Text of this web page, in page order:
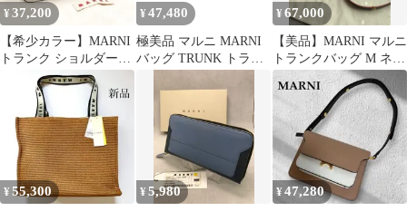
¥37,200
【希少カラー】MARNI
トランク ショルダーバ
ッグ 保存袋 ゴールド金
¥ 47,480
極美品 マルニ MARNI
バッグ TRUNK トラン
¥67,000
【美品】MARNI マルニ
トランクバッグ M ネイ
ビー ブルーTrunk
¥ 55,300 ¥5,980 ¥47,280